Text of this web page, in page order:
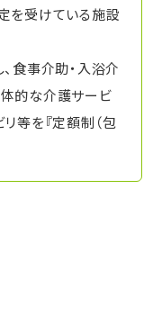
を受けている施設
食事介助・入浴介
的な介護サービ
等を『定額制（包